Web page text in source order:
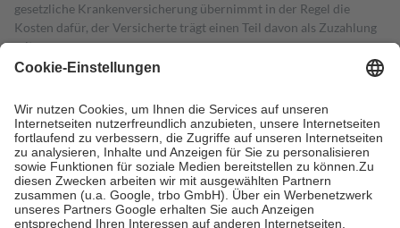
gesetzliche Krankenversicherung übernimmt in der Regel die
Kosten dafür, der Versicherte trägt einen Teil davon als Zuzahlung
mit.
Grundsätzlich leisten Mitglieder Zuzahlungen in Höhe von zehn
höchstens zehn Euro.
Es sind jedoch nie mehr als die tatsächlichen
Kosten der Leistung zu entrichten.
Diese Regeln gelten grundsätzlich auch für Online-Apotheken.
Bei Heilmitteln und häuslicher Krankenpflege beträgt die
Zuzahlung zehn Prozent der Kosten sowie zehn Euro je
Verordnung.
Um das Engagement der Versicherten für ihre eigene Gesundheit zu